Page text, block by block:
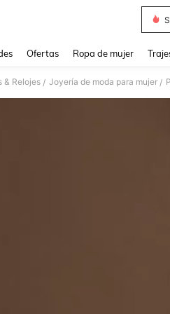
Ofertas Ropa de mujer
& Relojes / Joyería de moda para mujer /